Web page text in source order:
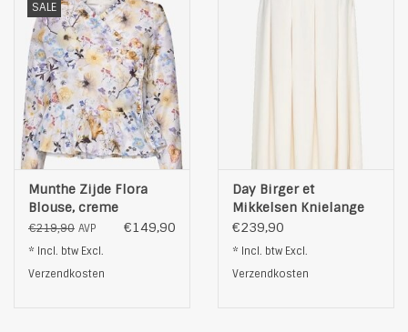
SALE
Munthe Zijde Flora
Blouse, creme
€219,90 AVP €149,90
* Incl. btw Excl.
Verzendkosten
Day Birger et
Mikkelsen Knielange
Rok, gebrokenwit
€239,90
* Incl. btw Excl.
Verzendkosten